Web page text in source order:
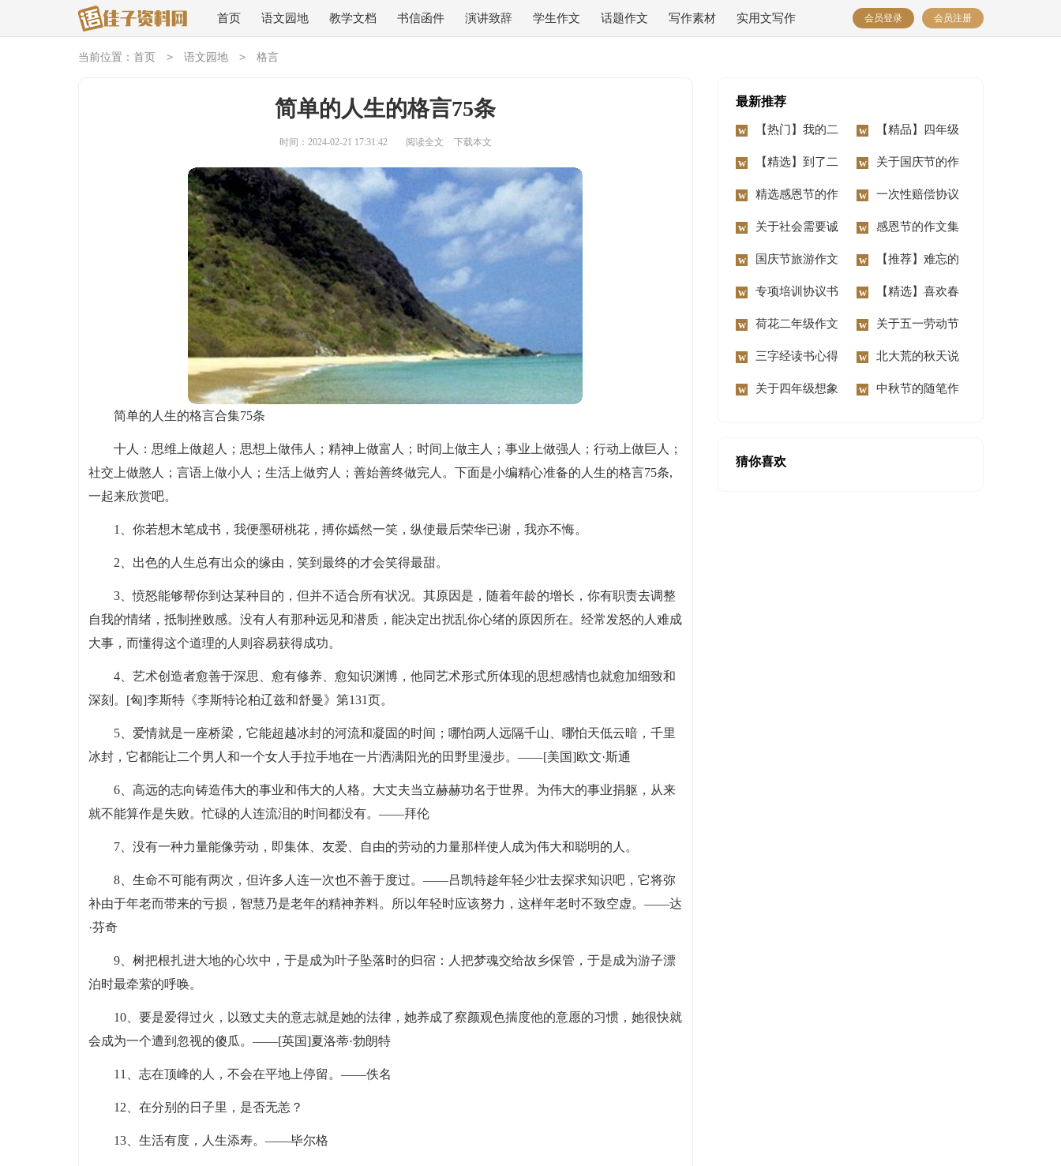
首页 语文园地 教学文档 书信函件 演讲致辞 学生作文 话题作文 写作素材 实用文写作 会员登录 会员注册
当前位置： 首页 > 语文园地 > 格言
简单的人生的格言75条
时间：2024-02-21 17:31:42 阅读全文 下载本文
简单的人生的格言合集75条
十人：思维上做超人；思想上做伟人；精神上做富人；时间上做主人；事业上做强人；行动上做巨人；
社交上做憨人；言语上做小人；生活上做穷人；善始善终做完人。下面是小编精心准备的人生的格言75条,
一起来欣赏吧。
1、你若想木笔成书，我便墨研桃花，搏你嫣然一笑，纵使最后荣华已谢，我亦不悔。
2、出色的人生总有出众的缘由，笑到最终的才会笑得最甜。
3、愤怒能够帮你到达某种目的，但并不适合所有状况。其原因是，随着年龄的增长，你有职责去调整
自我的情绪，抵制挫败感。没有人有那种远见和潜质，能决定出扰乱你心绪的原因所在。经常发怒的人难成
大事，而懂得这个道理的人则容易获得成功。
4、艺术创造者愈善于深思、愈有修养、愈知识渊博，他同艺术形式所体现的思想感情也就愈加细致和
深刻。[匈]李斯特《李斯特论柏辽兹和舒曼》第131页。
5、爱情就是一座桥梁，它能超越冰封的河流和凝固的时间；哪怕两人远隔千山、哪怕天低云暗，千里
冰封，它都能让二个男人和一个女人手拉手地在一片洒满阳光的田野里漫步。——[美国]欧文·斯通
6、高远的志向铸造伟大的事业和伟大的人格。大丈夫当立赫赫功名于世界。为伟大的事业捐躯，从来
就不能算作是失败。忙碌的人连流泪的时间都没有。——拜伦
7、没有一种力量能像劳动，即集体、友爱、自由的劳动的力量那样使人成为伟大和聪明的人。
8、生命不可能有两次，但许多人连一次也不善于度过。——吕凯特趁年轻少壮去探求知识吧，它将弥
补由于年老而带来的亏损，智慧乃是老年的精神养料。所以年轻时应该努力，这样年老时不致空虚。——达
·芬奇
9、树把根扎进大地的心坎中，于是成为叶子坠落时的归宿：人把梦魂交给故乡保管，于是成为游子漂
泊时最牵萦的呼唤。
10、要是爱得过火，以致丈夫的意志就是她的法律，她养成了察颜观色揣度他的意愿的习惯，她很快就
会成为一个遭到忽视的傻瓜。——[英国]夏洛蒂·勃朗特
11、志在顶峰的人，不会在平地上停留。——佚名
12、在分别的日子里，是否无恙？
13、生活有度，人生添寿。——毕尔格
最新推荐
【热门】我的二
年级作文锦集7篇
【精品】四年级
动物作文10篇
【精选】到了二
年级作文锦集七篇
关于国庆节的作
文汇编15篇
精选感恩节的作
文400字3篇
一次性赔偿协议
书
关于社会需要诚
信作文3篇
感恩节的作文集
合15篇
国庆节旅游作文
14篇
【推荐】难忘的
事二年级作文合集八
篇
专项培训协议书 【精选】喜欢春
节作文三篇
荷花二年级作文
300字锦集六篇
关于五一劳动节
慰问信范文汇编8篇
三字经读书心得
体会
北大荒的秋天说
课稿
关于四年级想象 中秋节的随笔作
猜你喜欢